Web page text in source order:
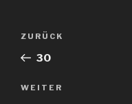
Vorheriger
Beitrag
ZURÜCK
30
Nächster
WEITER